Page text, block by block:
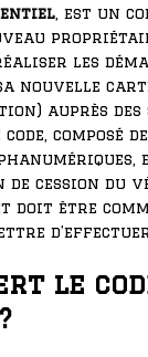
, est un
les
nouvelle
auprès des
code, composé
cession du
doit être
d’effectuer
le